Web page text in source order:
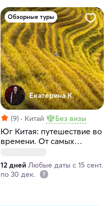
Обзорные туры
Екатерина К.
(9) Китай Без визы
Юг Китая: путешествие во
времени. От самых
деревенских промыслов,
тихих плантаций и
ремёсел
12 дней Любые даты с 15 сент.
по 30 дек.